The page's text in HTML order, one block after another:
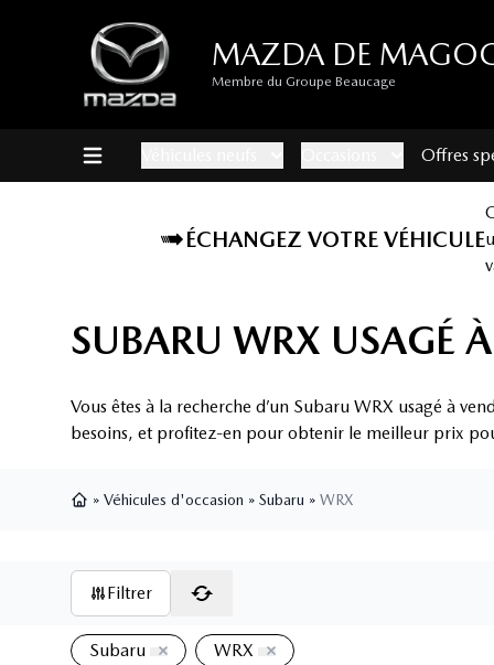
MAZDA DE
Membre du Groupe Beaucage
Offres
ÉCHANGEZ VOTRE VÉHICULE
SUBARU WRX USAGÉ
Vous êtes à la recherche d’un Subaru WRX usagé à
besoins, et profitez-en pour obtenir le meilleur prix
» Véhicules d'occasion » Subaru » WRX
Filtrer
Subaru WRX